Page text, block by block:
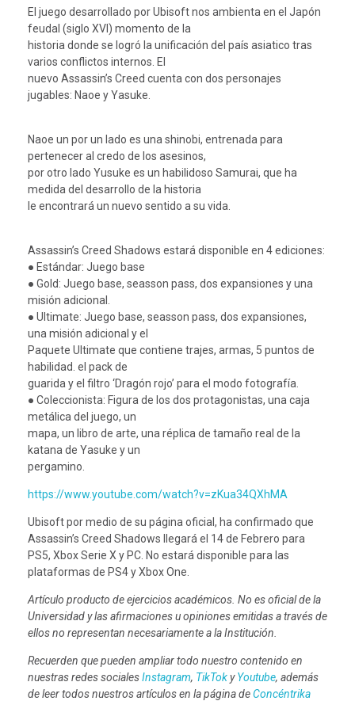
El juego desarrollado por Ubisoft nos ambienta en el Japón
feudal (siglo XVI) momento de la
historia donde se logró la unificación del país asiatico tras
varios conflictos internos. El
nuevo Assassin’s Creed cuenta con dos personajes
jugables: Naoe y Yasuke.
Naoe un por un lado es una shinobi, entrenada para
pertenecer al credo de los asesinos,
por otro lado Yusuke es un habilidoso Samurai, que ha
medida del desarrollo de la historia
le encontrará un nuevo sentido a su vida.
Assassin’s Creed Shadows estará disponible en 4 ediciones:
● Estándar: Juego base
● Gold: Juego base, seasson pass, dos expansiones y una
misión adicional.
● Ultimate: Juego base, seasson pass, dos expansiones,
una misión adicional y el
Paquete Ultimate que contiene trajes, armas, 5 puntos de
habilidad. el pack de
guarida y el filtro ‘Dragón rojo’ para el modo fotografía.
● Coleccionista: Figura de los dos protagonistas, una caja
metálica del juego, un
mapa, un libro de arte, una réplica de tamaño real de la
katana de Yasuke y un
pergamino.
https://www.youtube.com/watch?v=zKua34QXhMA
Ubisoft por medio de su página oficial, ha confirmado que
Assassin’s Creed Shadows llegará el 14 de Febrero para
PS5, Xbox Serie X y PC. No estará disponible para las
plataformas de PS4 y Xbox One.
Artículo producto de ejercicios académicos. No es oficial de la
Universidad y las afirmaciones u opiniones emitidas a través de
ellos no representan necesariamente a la Institución.
Recuerden que pueden ampliar todo nuestro contenido en
nuestras redes socialesInstagram, TikTokyYoutube, además
de leer todos nuestros artículos en la página deConcéntrika